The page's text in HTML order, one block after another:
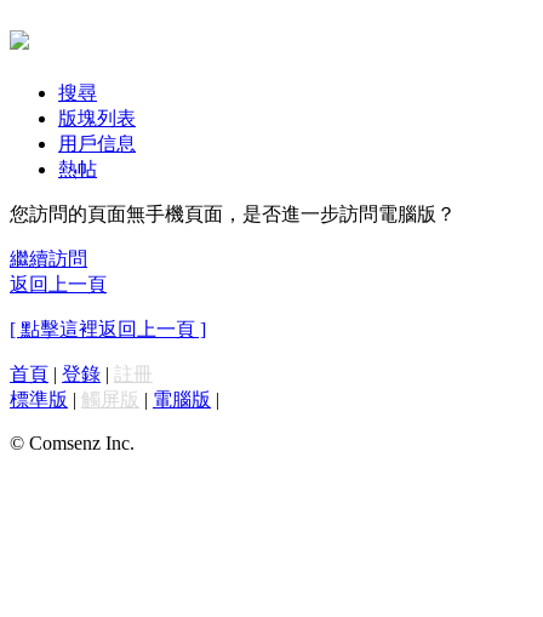
搜尋
版塊列表
用戶信息
熱帖
您訪問的頁面無手機頁面，是否進一步訪問電腦版？
繼續訪問
返回上一頁
[ 點擊這裡返回上一頁 ]
首頁 | 登錄 | 註冊
標準版 | 觸屏版 | 電腦版 |
© Comsenz Inc.